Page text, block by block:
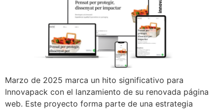
Marzo de 2025 marca un hito significativo para
Innovapack con el lanzamiento de su renovada página
web. Este proyecto forma parte de una estrategia